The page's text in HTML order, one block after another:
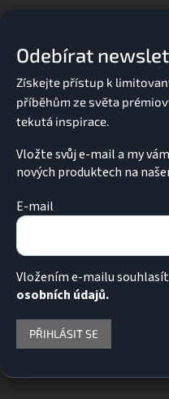
Odebírat
Vložte svůj e-mail a my
nových produktech na
E-mail
Vložením e-mailu
osobních údajů.
PŘIHLÁSIT SE